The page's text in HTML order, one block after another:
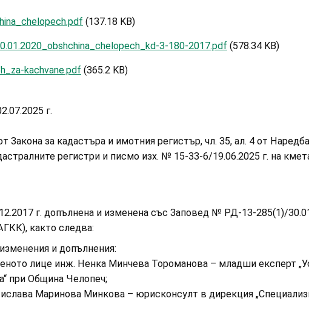
(137.18 KB)
3-180-2017.pdf (578.34 KB)
kachvane.pdf (365.2 KB)
г.
Закона за кадастъра и имотния регистър, чл. 35, ал. 4 от
регистри и писмо изх. № 15-33-6/19.06.2025 г. на
г. допълнена и изменена със Заповед № РД-13-285(1)/
както следва:
и допълнения:
лице инж. Ненка Минчева Тороманова – младши експерт
при Община Челопеч;
Маринова Минкова – юрисконсулт в дирекция